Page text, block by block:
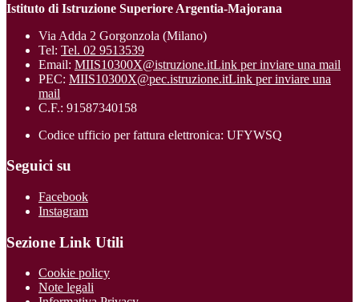
Istituto di Istruzione Superiore Argentia-Majorana
Via Adda 2 Gorgonzola (Milano)
Tel: Tel. 02 9513539
Email: MIIS10300X@istruzione.itLink per inviare una mail
PEC: MIIS10300X@pec.istruzione.itLink per inviare una
mail
C.F.: 91587340158
Codice ufficio per fattura elettronica: UFYWSQ
Seguici su
Facebook
Instagram
Sezione Link Utili
Cookie policy
Note legali